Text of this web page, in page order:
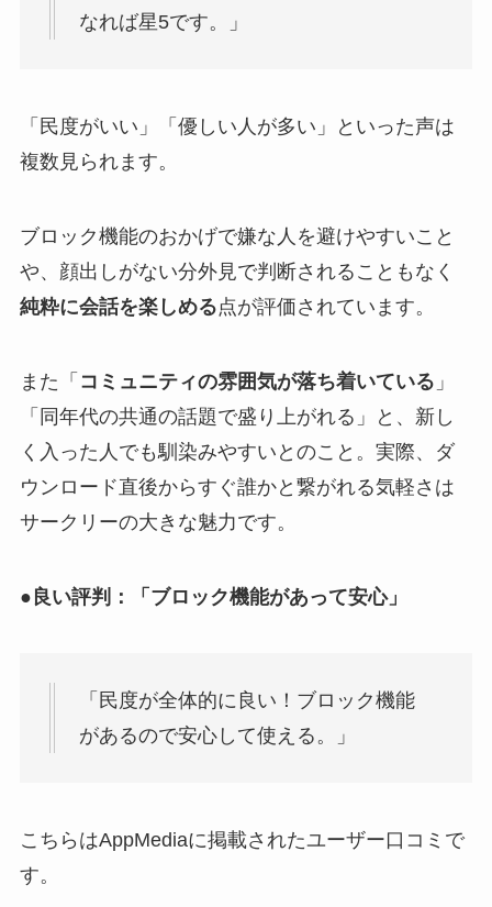
なれば星5です。」​
「民度がいい」「優しい人が多い」といった声は
複数見られます。​
ブロック機能のおかげで嫌な人を避けやすいこと
や、顔出しがない分外見で判断されることもなく
純粋に会話を楽しめる点が評価されています。
また「 コミュニティの雰囲気が落ち着いている 」
「同年代の共通の話題で盛り上がれる」と、新し
く入った人でも馴染みやすいとのこと。実際、ダ
ウンロード直後からすぐ誰かと繋がれる気軽さは
サークリーの大きな魅力です。​
●良い評判：「ブロック機能があって安心」
「民度が全体的に良い！ブロック機能
があるので安心して使える。」​
こちらはAppMediaに掲載されたユーザー口コミで
す。